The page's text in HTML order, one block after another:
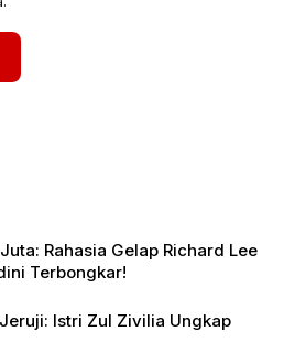
Lee
Terbongkar!
Istri Zul Zivilia Ungkap